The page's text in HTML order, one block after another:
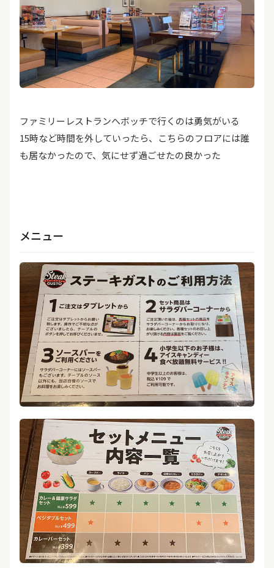
ファミリーレストランへボッチで行くのは勇気がいる
15時など時間を外していったら、こちらのフロアには誰
も居なかったので、気にせず過ごせたの良かった
メニュー